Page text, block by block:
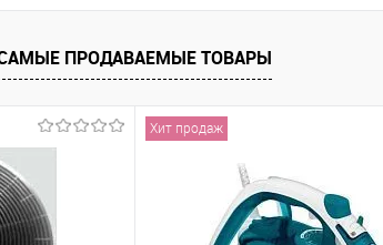
В избранное
В наличии
В избранное
ПРОДАВАЕМЫЕ ТОВАРЫ
Хит продаж